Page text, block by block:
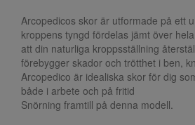
Arcopedicos skor är utformade på ett
kroppens tyngd fördelas jämt över
att din naturliga kroppsställning
förebygger skador och trötthet i ben,
Arcopedico är idealiska skor för dig
både i arbete och på fritid
Snörning framtill på denna modell.